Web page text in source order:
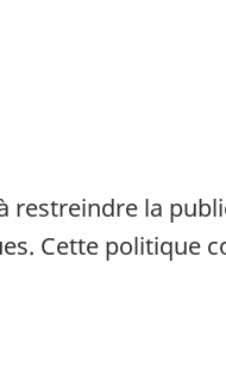
restreindre la
Cette politique